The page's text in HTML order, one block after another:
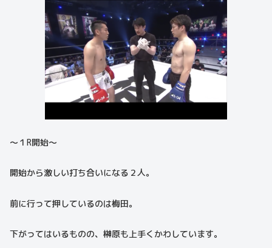
〜１R開始〜
開始から激しい打ち合いになる２人。
前に行って押しているのは梅田。
下がってはいるものの、榊原も上手くかわしています。